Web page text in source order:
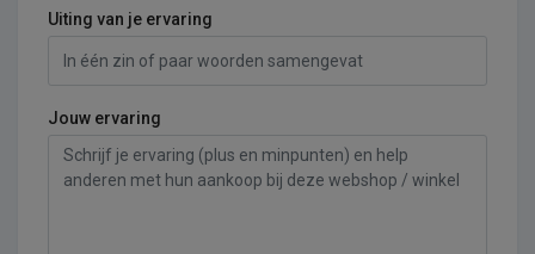
Uiting van je ervaring
Jouw ervaring